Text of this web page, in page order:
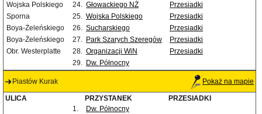
Wojska Polskiego
24. Głowackiego NŻ
Przesiadki
Sporna
25. Wojska Polskiego
Przesiadki
Boya-Żeleńskiego
26. Sucharskiego
Przesiadki
Boya-Żeleńskiego
27. Park Szarych Szeregów
Przesiadki
Obr. Westerplatte
28. Organizacji WiN
Przesiadki
29. Dw. Północny
Piastów Kurak Pokaż na mapie
ULICA PRZYSTANEK
PRZESIADKI
1.
Dw. Północny